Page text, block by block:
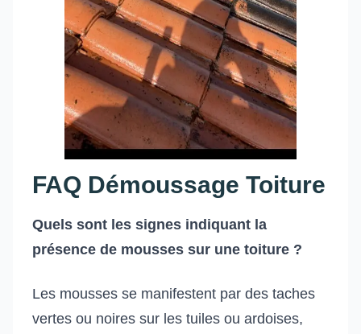
FAQ Démoussage Toiture
Quels sont les signes indiquant la
présence de mousses sur une toiture ?
Les mousses se manifestent par des taches
vertes ou noires sur les tuiles ou ardoises,